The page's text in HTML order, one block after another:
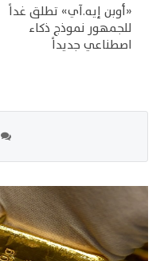
«أوبن إيه.آي» تطلق غداً
للجمهور نموذج ذكاء
اصطناعي جديداً